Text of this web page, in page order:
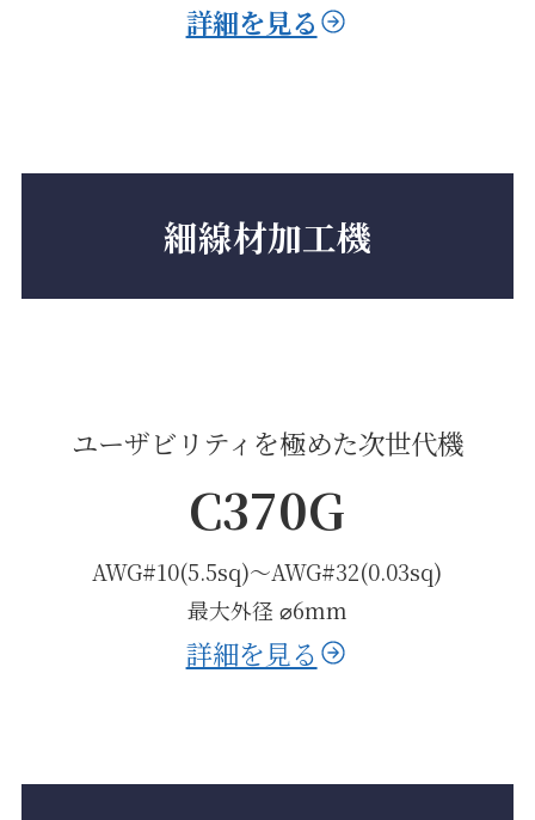
詳細を見る
細線材加工機
ユーザビリティを極めた次世代機
C370G
AWG#10(5.5sq)〜AWG#32(0.03sq)
最大外径 ⌀6mm
詳細を見る